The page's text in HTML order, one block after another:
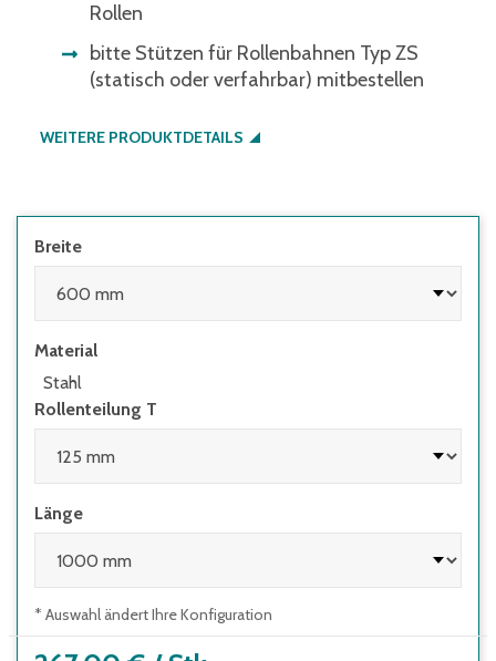
Rollen
bitte Stützen für Rollenbahnen Typ ZS
(statisch oder verfahrbar) mitbestellen
WEITERE PRODUKTDETAILS
Breite
Material
Stahl
Rollenteilung T
Länge
* Auswahl ändert Ihre Konfiguration